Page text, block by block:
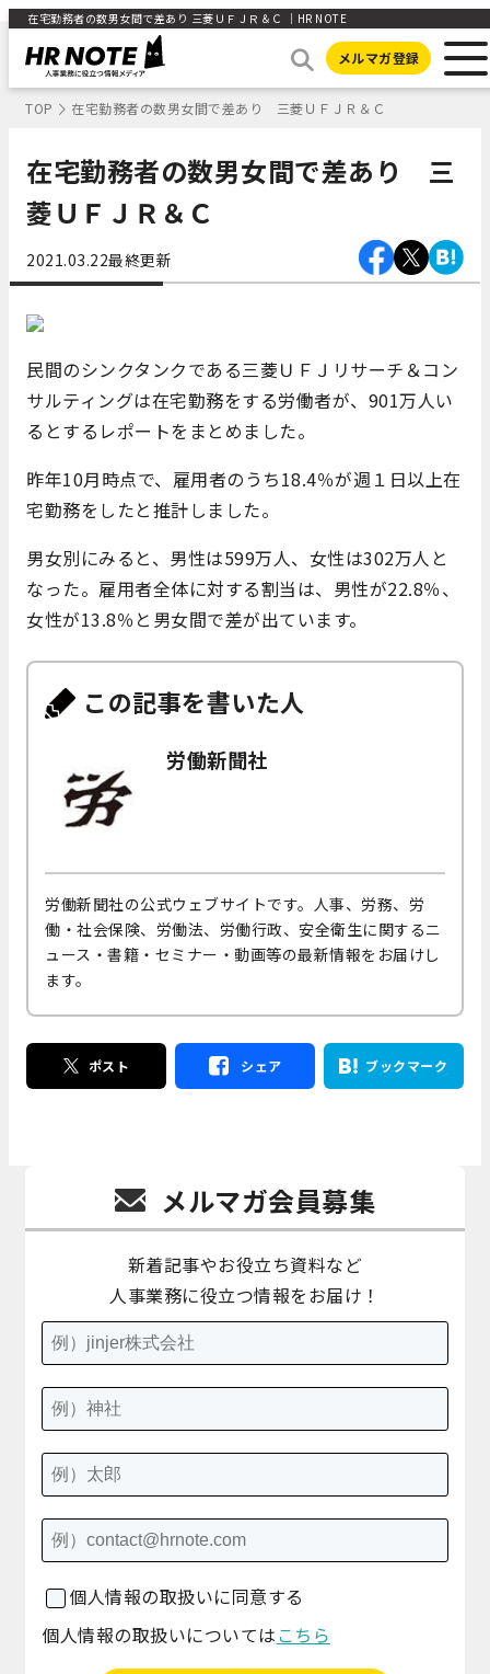
在宅勤務者の数男女間で差あり 三菱ＵＦＪＲ＆Ｃ ｜HR NOTE
メルマガ登録
TOP 在宅勤務者の数男女間で差あり 三菱ＵＦＪＲ＆Ｃ
在宅勤務者の数男女間で差あり 三
菱ＵＦＪＲ＆Ｃ
2021.03.22最終更新
民間のシンクタンクである三菱ＵＦＪリサーチ＆コン
サルティングは在宅勤務をする労働者が、901万人い
るとするレポートをまとめました。
昨年10月時点で、雇用者のうち18.4％が週１日以上在
宅勤務をしたと推計しました。
男女別にみると、男性は599万人、女性は302万人と
なった。雇用者全体に対する割当は、男性が22.8％、
女性が13.8％と男女間で差が出ています。
この記事を書いた人
労働新聞社
労働新聞社の公式ウェブサイトです。人事、労務、労
働・社会保険、労働法、労働行政、安全衛生に関するニ
ュース・書籍・セミナー・動画等の最新情報をお届けし
ます。
ポスト シェア ブックマーク
メルマガ会員募集
新着記事やお役立ち資料など
人事業務に役立つ情報をお届け！
個人情報の取扱いに同意する
個人情報の取扱いについては こちら